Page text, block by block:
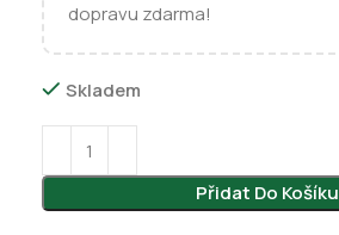
dopravu zdarma!
Skladem
Přidat Do Košíku